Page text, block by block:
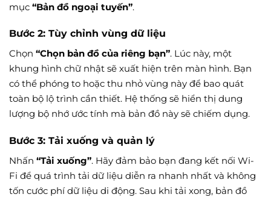
mục “Bản đồ ngoại tuyến”.
Bước 2: Tùy chỉnh vùng dữ liệu
Chọn “Chọn bản đồ của riêng bạn”. Lúc này, một
khung hình chữ nhật sẽ xuất hiện trên màn hình. Bạn
có thể phóng to hoặc thu nhỏ vùng này để bao quát
toàn bộ lộ trình cần thiết. Hệ thống sẽ hiển thị dung
lượng bộ nhớ ước tính mà bản đồ này sẽ chiếm dụng.
Bước 3: Tải xuống và quản lý
Nhấn “Tải xuống”. Hãy đảm bảo bạn đang kết nối Wi-
Fi để quá trình tải dữ liệu diễn ra nhanh nhất và không
tốn cước phí dữ liệu di động. Sau khi tải xong, bản đồ